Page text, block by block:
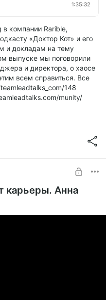
1:35:32
в компании Rarible,
«Доктор Кот» и его
и докладам на тему
выпуске мы поговорили
и директора, о хаосе
всем справиться. Все
148
munity/
карьеры. Анна